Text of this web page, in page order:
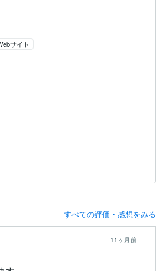
サイト
すべての評価・感想をみる
11ヶ月前